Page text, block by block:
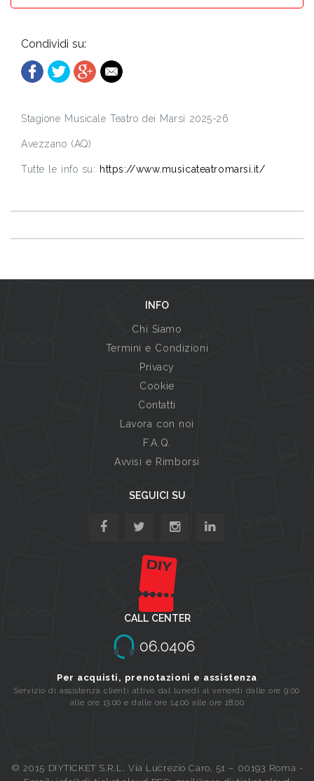
Condividi su:
Stagione Musicale Teatro dei Marsi 2025-26
Avezzano (AQ)
Tutte le info su: https://www.musicateatromarsi.it/
INFO
Chi Siamo
Termini e Condizioni
Privacy
Cookie
Contatti
Lavora con noi
F.A.Q.
Avvisi e Rimborsi
SEGUICI SU
CALL CENTER
Per acquisti, prenotazioni e assistenza
Servizio di assistenza clienti attivo dal lunedi al venerdi dalle ore 9:00
alle ore 13:00 e dalle ore 14:00 alle ore 18:00
© 2015 DIYTICKET S.R.L. Via Lucrezio Caro, 51 – 00193 Roma -